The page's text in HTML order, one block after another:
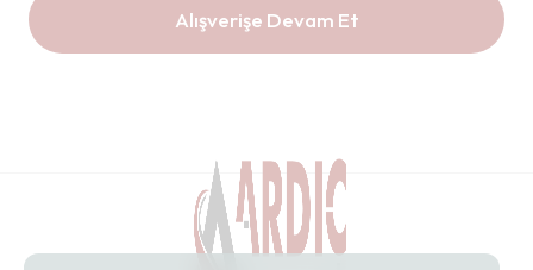
Alışverişe Devam Et